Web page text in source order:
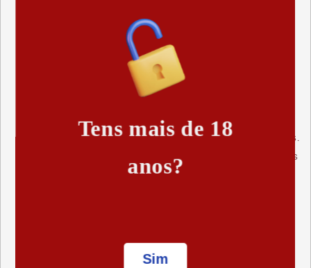
atratividade, aumenta sua confiança e faz de você
uma pessoa mais excitante, sedutora e desejada
aos olhos dos outros. As partículas biológicas da
trufa, com seu aroma, estimulam o desejo sexual
Você vai adorar esta nova fragrância pelo seu
aroma frutado e floral com toques doces e quentes.
Além do seu aroma irresistível de orquídeas negras
e baunilha e sua sofisticação, bastam duas
gostar tanto que não vai parar de se cheirar.
Tens mais de 18
anos?
Sim